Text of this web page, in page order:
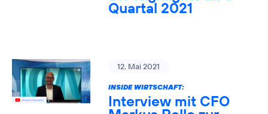
Quartal 2021
12. Mai 2021
INSIDE WIRTSCHAFT:
Interview mit CFO